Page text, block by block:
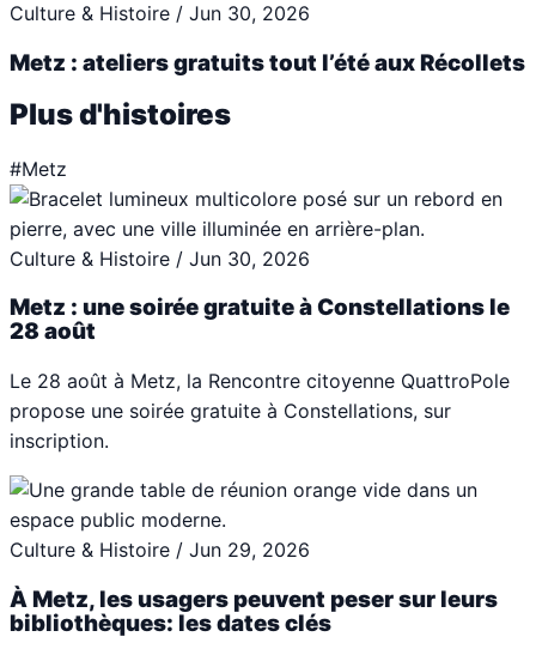
Culture & Histoire / Jun 30, 2026
Metz : ateliers gratuits tout l’été aux Récollets
Plus d'histoires
#Metz
Culture & Histoire / Jun 30, 2026
Metz : une soirée gratuite à Constellations le
28 août
Le 28 août à Metz, la Rencontre citoyenne QuattroPole
propose une soirée gratuite à Constellations, sur
inscription.
Culture & Histoire / Jun 29, 2026
À Metz, les usagers peuvent peser sur leurs
bibliothèques: les dates clés